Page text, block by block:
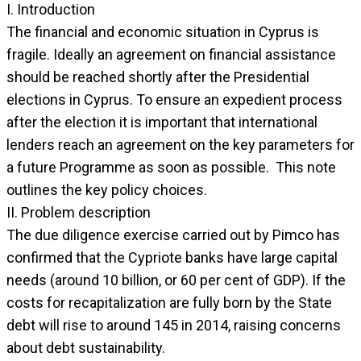
I. Introduction
The financial and economic situation in Cyprus is
fragile. Ideally an agreement on financial assistance
should be reached shortly after the Presidential
elections in Cyprus. To ensure an expedient process
after the election it is important that international
lenders reach an agreement on the key parameters for
a future Programme as soon as possible. This note
outlines the key policy choices.
II. Problem description
The due diligence exercise carried out by Pimco has
confirmed that the Cypriote banks have large capital
needs (around 10 billion, or 60 per cent of GDP). If the
costs for recapitalization are fully born by the State
debt will rise to around 145 in 2014, raising concerns
about debt sustainability.